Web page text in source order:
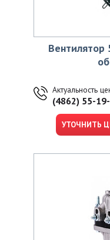
Вентилятор
Актуальность
(4862) 55-
УТОЧНИТЬ